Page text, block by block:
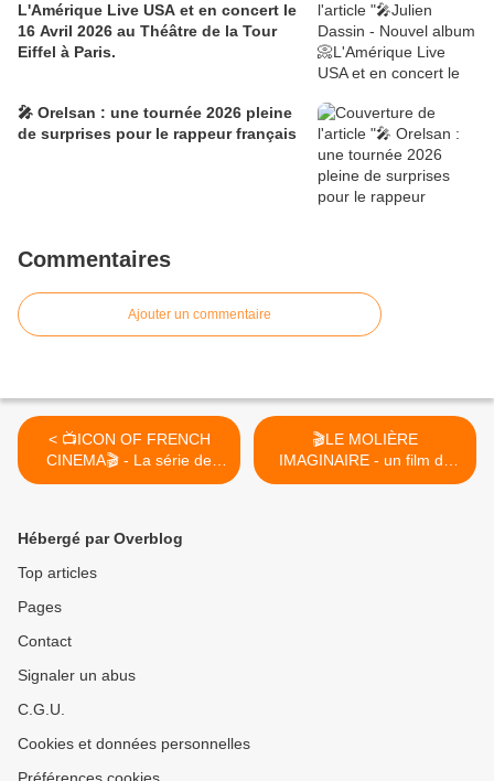
L'Amérique Live USA et en concert le
16 Avril 2026 au Théâtre de la Tour
Eiffel à Paris.
🎤 Orelsan : une tournée 2026 pleine
de surprises pour le rappeur français
Commentaires
Ajouter un commentaire
< 📺ICON OF FRENCH
CINEMA🎬 - La série de
Judith Godrèche
🎬LE MOLIÈRE
IMAGINAIRE - un film de
Olivier Py avec Laurent
Hébergé par Overblog
Top articles
Pages
Contact
Signaler un abus
C.G.U.
Cookies et données personnelles